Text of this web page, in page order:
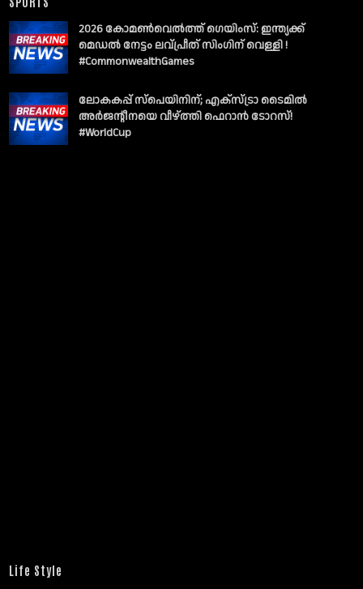
2026 കോമൺവെൽത്ത് ഗെയിംസ്: ഇന്ത്യക്ക്
മെഡൽ നേട്ടം ലവ്പ്രീത് സിംഗിന് വെള്ളി !
#CommonwealthGames
ലോകകപ്പ് സ്പെയിനിന്; എക്സ്ട്രാ ടൈമിൽ
അർജന്റീനയെ വീഴ്ത്തി ഫെറാൻ ടോറസ്!
#WorldCup
Life Style